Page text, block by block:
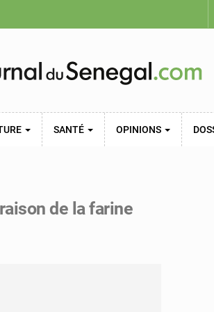
SANTÉ OPINIONS
de la farine